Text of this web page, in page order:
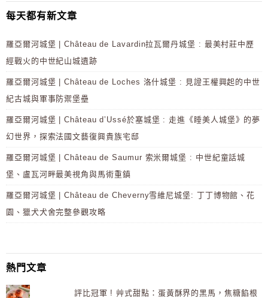
每天都有新文章
羅亞爾河城堡 | Château de Lavardin拉瓦爾丹城堡 : 最美村莊中歷
經戰火的中世紀山城遺跡
羅亞爾河城堡 | Château de Loches 洛什城堡 : 見證王權興起的中世
紀古城與軍事防禦堡壘
羅亞爾河城堡 | Château d’Ussé於塞城堡 : 走進《睡美人城堡》的夢
幻世界，探索法國文藝復興貴族宅邸
羅亞爾河城堡 | Château de Saumur 索米爾城堡 : 中世紀童話城
堡、盧瓦河畔最美視角與馬術重鎮
羅亞爾河城堡 | Château de Cheverny雪維尼城堡: 丁丁博物館、花
園、獵犬犬舍完整參觀攻略
熱門文章
評比冠軍 ! 艸式甜點：蛋黃酥界的黑馬，焦糖餡根